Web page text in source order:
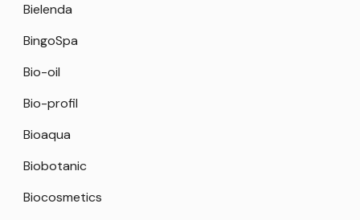
Bielenda
BingoSpa
Bio-oil
Bio-profil
Bioaqua
Biobotanic
Biocosmetics